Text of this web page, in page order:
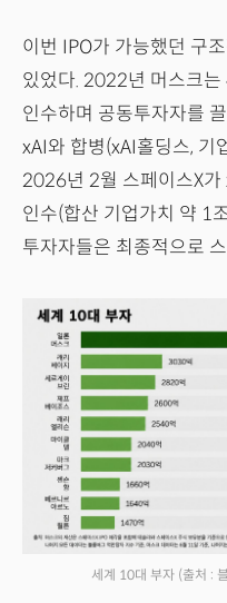
이번 IPO가 가능했던 구
있었다. 2022년 머스크
인수하며 공동투자자를
xAI와 합병(xAI홀딩스, 기
2026년 2월 스페이스X가
인수(합산 기업가치 약 1
투자자들은 최종적으로
세계 10대 부자 (출처 :